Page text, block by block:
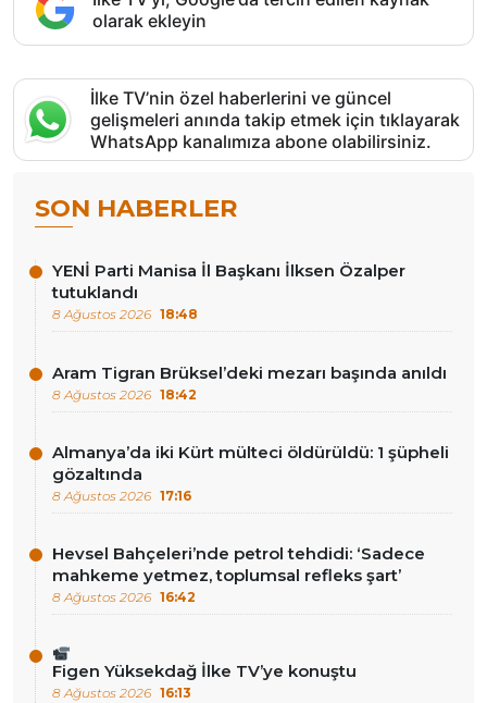
olarak ekleyin
İlke TV’nin özel haberlerini ve güncel
gelişmeleri anında takip etmek için tıklayarak
WhatsApp kanalımıza abone olabilirsiniz.
SON HABERLER
YENİ Parti Manisa İl Başkanı İlksen Özalper
tutuklandı
8 Ağustos 2026 18:48
Aram Tigran Brüksel’deki mezarı başında anıldı
8 Ağustos 2026 18:42
Almanya’da iki Kürt mülteci öldürüldü: 1 şüpheli
gözaltında
8 Ağustos 2026 17:16
Hevsel Bahçeleri’nde petrol tehdidi: ‘Sadece
mahkeme yetmez, toplumsal refleks şart’
8 Ağustos 2026 16:42
Figen Yüksekdağ İlke TV’ye konuştu
8 Ağustos 2026 16:13